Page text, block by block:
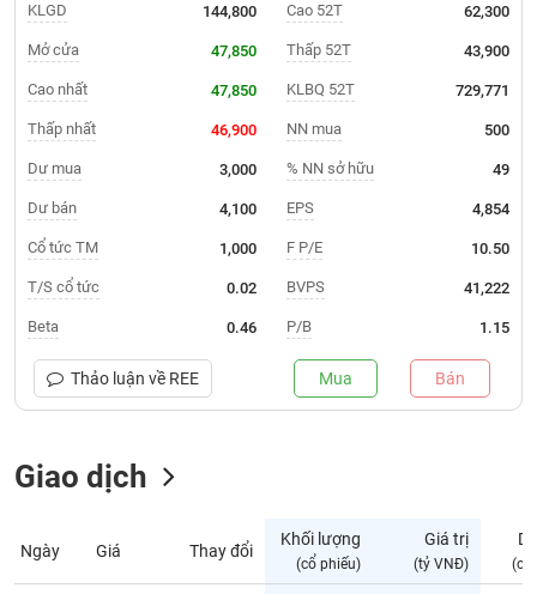
số
Biến
động
phiếu
Giao
dịch
nội
bộ
Trạng
thái
phiếu
thị
trường
yết
KLGD 144,800
Mở cửa 47,850
Cao nhất 47,850
Thấp nhất 46,900
Dư mua 3,000
Dư bán 4,100
Cổ tức TM 1,000
T/S cổ tức 0.02
Beta 0.46
Cao 52T 62,300
Thấp 52T 43,900
KLBQ 52T 729,771
NN mua 500
% NN sở hữu 49
EPS 4,854
F P/E 10.50
BVPS 41,222
P/B 1.15
Thảo luận về REE Mua Bán
Giao dịch
Ngày Giá Thay đổi
Khối lượng
(cổ phiếu)
Giá trị
(tỷ VNĐ) (cổ
PHÂN
TÍCH
VIETSTOCKFINANCE
VĨ
MÔ
NGÀNH
NGHIỆP
CỔ